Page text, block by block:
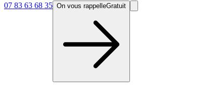
07 83 63 68 35 On vous rappelleGratuit